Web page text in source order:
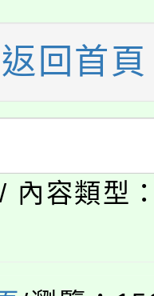
輔導中心
導、社會
參加。
影音徵選
活動海報
。
年度學生
參觀特色
計畫」
育部表揚
獻獎」
TAIPEI臺
藝術教育
險知識
年度學生
返回首頁
內容類型